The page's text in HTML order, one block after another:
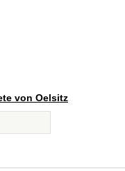
von Oelsitz